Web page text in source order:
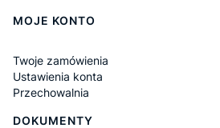
MOJE KONTO
Twoje zamówienia
Ustawienia konta
Przechowalnia
DOKUMENTY